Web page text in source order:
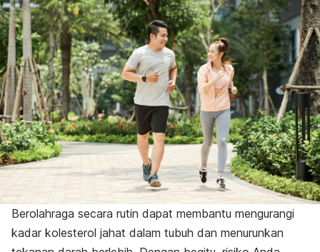
Berolahraga secara rutin dapat membantu mengurangi
kadar kolesterol jahat dalam tubuh dan menurunkan